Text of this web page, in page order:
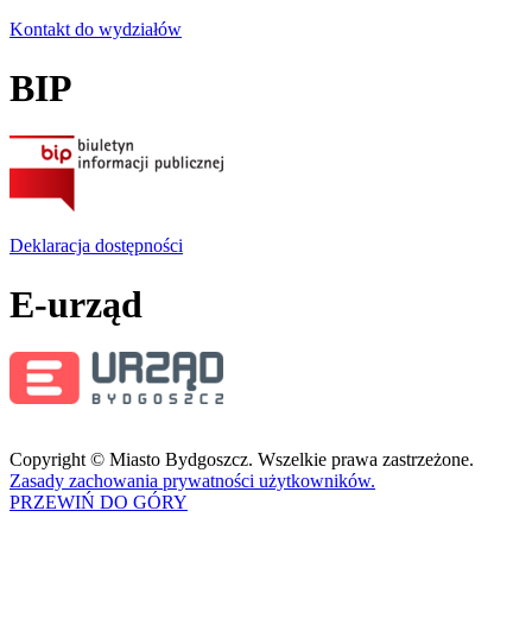
Kontakt do wydziałów
BIP
Deklaracja dostępności
E-urząd
Copyright © Miasto Bydgoszcz. Wszelkie prawa zastrzeżone.
Zasady zachowania prywatności użytkowników.
PRZEWIŃ DO GÓRY